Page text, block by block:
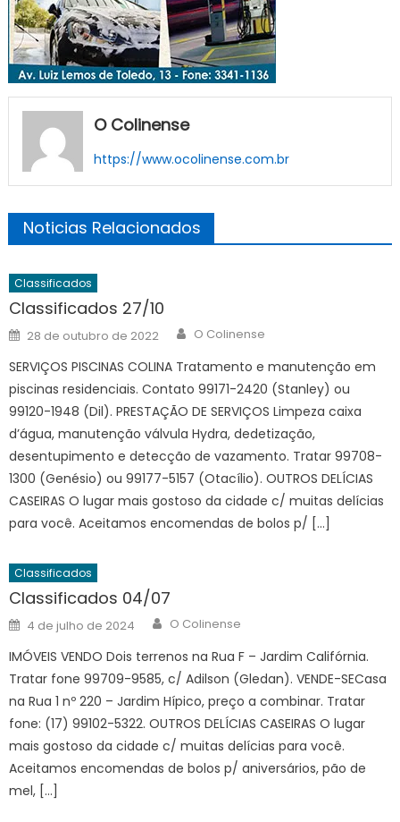
O Colinense
https://www.ocolinense.com.br
Noticias Relacionados
Classificados
Classificados 27/10
Posted
on
28 de outubro de 2022 Author
O Colinense
SERVIÇOS PISCINAS COLINA Tratamento e manutenção em
piscinas residenciais. Contato 99171-2420 (Stanley) ou
99120-1948 (Dil). PRESTAÇÃO DE SERVIÇOS Limpeza caixa
d’água, manutenção válvula Hydra, dedetização,
desentupimento e detecção de vazamento. Tratar 99708-
1300 (Genésio) ou 99177-5157 (Otacílio). OUTROS DELÍCIAS
CASEIRAS O lugar mais gostoso da cidade c/ muitas delícias
para você. Aceitamos encomendas de bolos p/ […]
Classificados
Classificados 04/07
Posted
on
4 de julho de 2024 Author
O Colinense
IMÓVEIS VENDO Dois terrenos na Rua F – Jardim Califórnia.
Tratar fone 99709-9585, c/ Adilson (Gledan). VENDE-SECasa
na Rua 1 nº 220 – Jardim Hípico, preço a combinar. Tratar
fone: (17) 99102-5322. OUTROS DELÍCIAS CASEIRAS O lugar
mais gostoso da cidade c/ muitas delícias para você.
Aceitamos encomendas de bolos p/ aniversários, pão de
mel, […]